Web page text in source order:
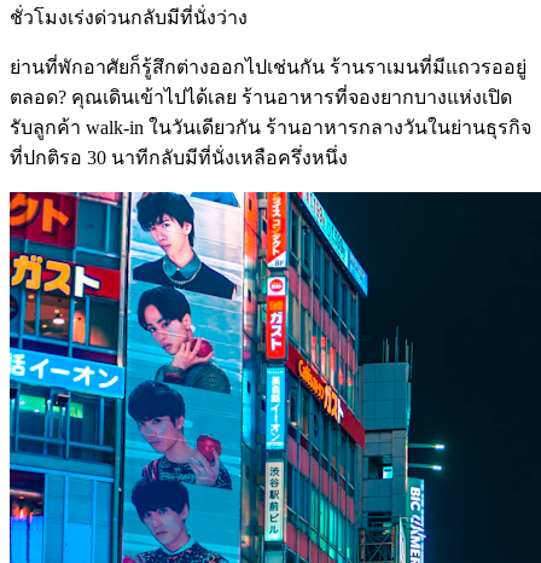
ชั่วโมงเร่งด่วนกลับมีที่นั่งว่าง
ย่านที่พักอาศัยก็รู้สึกต่างออกไปเช่นกัน ร้านราเมนที่มีแถวรออยู่
ตลอด? คุณเดินเข้าไปได้เลย ร้านอาหารที่จองยากบางแห่งเปิด
รับลูกค้า walk-in ในวันเดียวกัน ร้านอาหารกลางวันในย่านธุรกิจ
ที่ปกติรอ 30 นาทีกลับมีที่นั่งเหลือครึ่งหนึ่ง